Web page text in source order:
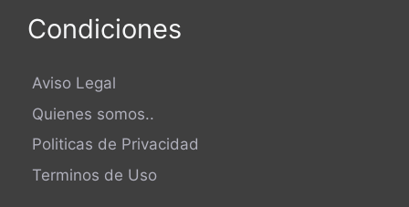
Condiciones
Aviso Legal
Quienes somos..
Politicas de Privacidad
Terminos de Uso